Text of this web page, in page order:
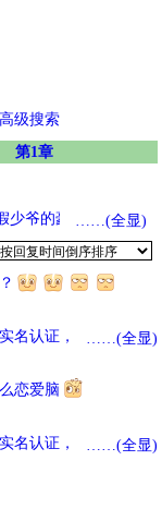
高级搜索
第1章
少爷的豪门偏执妈
……(全显)
名认证，未实名用户
可见，实名后评论将
……(全显)
恋爱脑
名认证，未实名用户
可见，实名后评论将
……(全显)